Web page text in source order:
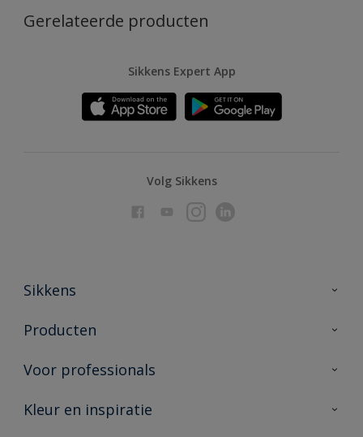
Gerelateerde producten
Sikkens Expert App
Volg Sikkens
Sikkens
Over Sikkens
Duurzaamheid
Producten
Producten voor binnen
Vind je verkooppunt
Voor professionals
Advies & service
Kleur en inspiratie